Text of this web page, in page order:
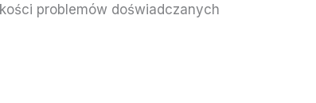
problemów doświadczanych